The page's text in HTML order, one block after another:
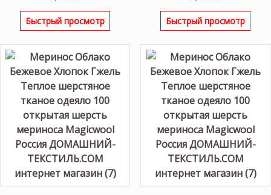
Быстрый просмотр Быстрый просмотр